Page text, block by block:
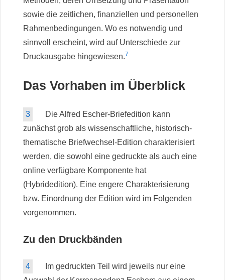
sowie die zeitlichen, finanziellen und personellen
Rahmenbedingungen. Wo es notwendig und
sinnvoll erscheint, wird auf Unterschiede zur
Druckausgabe hingewiesen.7
Das Vorhaben im Überblick
3
Die Alfred Escher-Briefedition kann
zunächst grob als wissenschaftliche, historisch-
thematische Briefwechsel-Edition charakterisiert
werden, die sowohl eine gedruckte als auch eine
online verfügbare Komponente hat
(Hybridedition). Eine engere Charakterisierung
bzw. Einordnung der Edition wird im Folgenden
vorgenommen.
Zu den Druckbänden
4
Im gedruckten Teil wird jeweils nur eine